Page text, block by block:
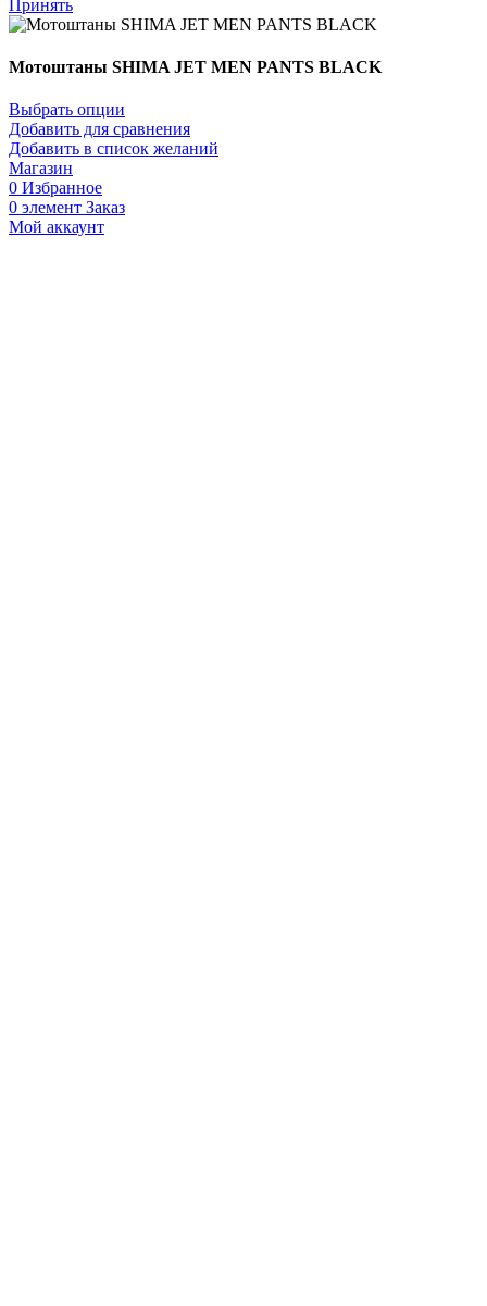
Принять
Мотоштаны SHIMA JET MEN PANTS BLACK
Выбрать опции
Добавить для сравнения
Добавить в список желаний
Магазин
0 Избранное
0 элемент Заказ
Мой аккаунт